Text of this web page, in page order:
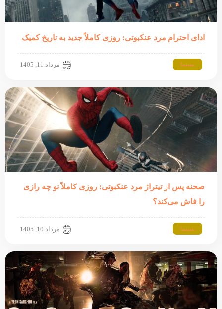
ادای احترام مرد عنکبوتی: روزی کاملاً جدید به تاریخ کمیک
سینما مرداد 11, 1405
صحنه پس از تیتراژ مرد عنکبوتی: روزی کاملاً نو چه رازی
را فاش می‌کند؟
سینما مرداد 10, 1405